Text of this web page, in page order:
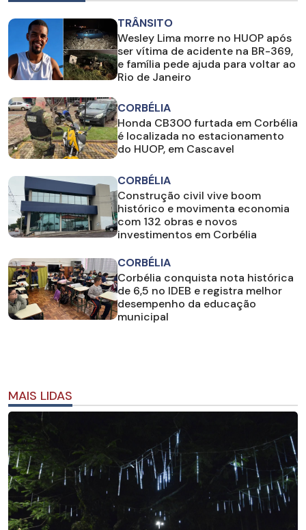
TRÂNSITO
Wesley Lima morre no HUOP após
ser vítima de acidente na BR-369,
e família pede ajuda para voltar ao
Rio de Janeiro
CORBÉLIA
Honda CB300 furtada em Corbélia
é localizada no estacionamento
do HUOP, em Cascavel
CORBÉLIA
Construção civil vive boom
histórico e movimenta economia
com 132 obras e novos
investimentos em Corbélia
CORBÉLIA
Corbélia conquista nota histórica
de 6,5 no IDEB e registra melhor
desempenho da educação
municipal
MAIS LIDAS